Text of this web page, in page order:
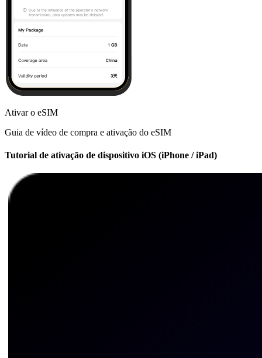
Ativar o eSIM
Guia de vídeo de compra e ativação do eSIM
Tutorial de ativação de dispositivo iOS (iPhone / iPad)